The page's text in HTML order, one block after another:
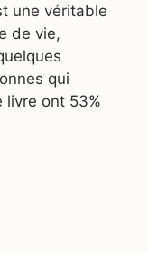
une véritable
de vie,
qui
livre ont 53%